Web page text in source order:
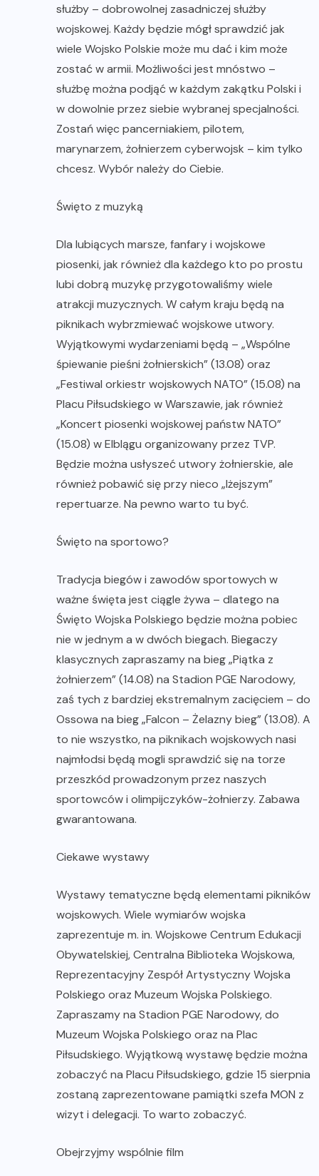
służby – dobrowolnej zasadniczej służby
wojskowej. Każdy będzie mógł sprawdzić jak
wiele Wojsko Polskie może mu dać i kim może
zostać w armii. Możliwości jest mnóstwo –
służbę można podjąć w każdym zakątku Polski i
w dowolnie przez siebie wybranej specjalności.
Zostań więc pancerniakiem, pilotem,
marynarzem, żołnierzem cyberwojsk – kim tylko
chcesz. Wybór należy do Ciebie.
Święto z muzyką
Dla lubiących marsze, fanfary i wojskowe
piosenki, jak również dla każdego kto po prostu
lubi dobrą muzykę przygotowaliśmy wiele
atrakcji muzycznych. W całym kraju będą na
piknikach wybrzmiewać wojskowe utwory.
Wyjątkowymi wydarzeniami będą – „Wspólne
śpiewanie pieśni żołnierskich” (13.08) oraz
„Festiwal orkiestr wojskowych NATO” (15.08) na
Placu Piłsudskiego w Warszawie, jak również
„Koncert piosenki wojskowej państw NATO”
(15.08) w Elblągu organizowany przez TVP.
Będzie można usłyszeć utwory żołnierskie, ale
również pobawić się przy nieco „lżejszym”
repertuarze. Na pewno warto tu być.
Święto na sportowo?
Tradycja biegów i zawodów sportowych w
ważne święta jest ciągle żywa – dlatego na
Święto Wojska Polskiego będzie można pobiec
nie w jednym a w dwóch biegach. Biegaczy
klasycznych zapraszamy na bieg „Piątka z
żołnierzem” (14.08) na Stadion PGE Narodowy,
zaś tych z bardziej ekstremalnym zacięciem – do
Ossowa na bieg „Falcon – Żelazny bieg” (13.08). A
to nie wszystko, na piknikach wojskowych nasi
najmłodsi będą mogli sprawdzić się na torze
przeszkód prowadzonym przez naszych
sportowców i olimpijczyków-żołnierzy. Zabawa
gwarantowana.
Ciekawe wystawy
Wystawy tematyczne będą elementami pikników
wojskowych. Wiele wymiarów wojska
zaprezentuje m. in. Wojskowe Centrum Edukacji
Obywatelskiej, Centralna Biblioteka Wojskowa,
Reprezentacyjny Zespół Artystyczny Wojska
Polskiego oraz Muzeum Wojska Polskiego.
Zapraszamy na Stadion PGE Narodowy, do
Muzeum Wojska Polskiego oraz na Plac
Piłsudskiego. Wyjątkową wystawę będzie można
zobaczyć na Placu Piłsudskiego, gdzie 15 sierpnia
zostaną zaprezentowane pamiątki szefa MON z
wizyt i delegacji. To warto zobaczyć.
Obejrzyjmy wspólnie film